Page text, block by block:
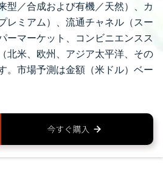
型／合成および有機／天然）、カ
レミアム）、流通チャネル（スー
ーマーケット、コンビニエンスス
北米、欧州、アジア太平洋、その
。市場予測は金額（米ドル）ベー